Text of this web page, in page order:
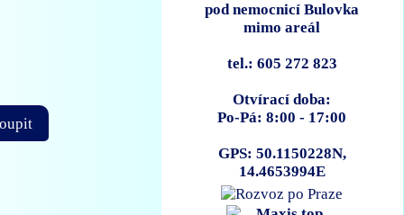
pod nemocnicí Bulovka
mimo areál
tel.: 605 272 823
Otvírací doba:
Po-Pá: 8:00 - 17:00
GPS: 50.1150228N,
14.4653994E